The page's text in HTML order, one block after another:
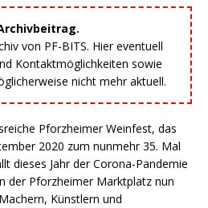
von PF-BITS. Hier eventuell
Kontaktmöglichkeiten sowie
nicht mehr aktuell.
Pforzheimer Weinfest, das
2020 zum nunmehr 35. Mal
dieses Jahr der Corona-Pandemie
der Pforzheimer Marktplatz nun
Künstlern und